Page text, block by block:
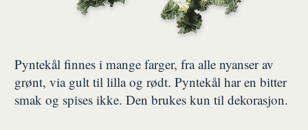
Pyntekål finnes i mange farger, fra alle nyanser av
grønt, via gult til lilla og rødt. Pyntekål har en bitter
smak og spises ikke. Den brukes kun til dekorasjon.